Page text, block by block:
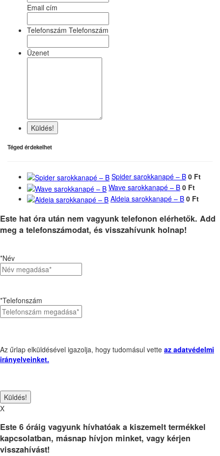
Email cím
Telefonszám Telefonszám
Üzenet
Küldés!
Téged érdekelhet
Spider sarokkanapé – B 0 Ft
Wave sarokkanapé – B 0 Ft
Aldeia sarokkanapé – B 0 Ft
Este hat óra után nem vagyunk telefonon elérhetők. Add
meg a telefonszámodat, és visszahívunk holnap!
*Név
*Telefonszám
Az űrlap elküldésével igazolja, hogy tudomásul vette az adatvédelmi
irányelveinket.
X
Este 6 óráig vagyunk hívhatóak a kiszemelt termékkel
kapcsolatban, másnap hívjon minket, vagy kérjen
visszahívást!